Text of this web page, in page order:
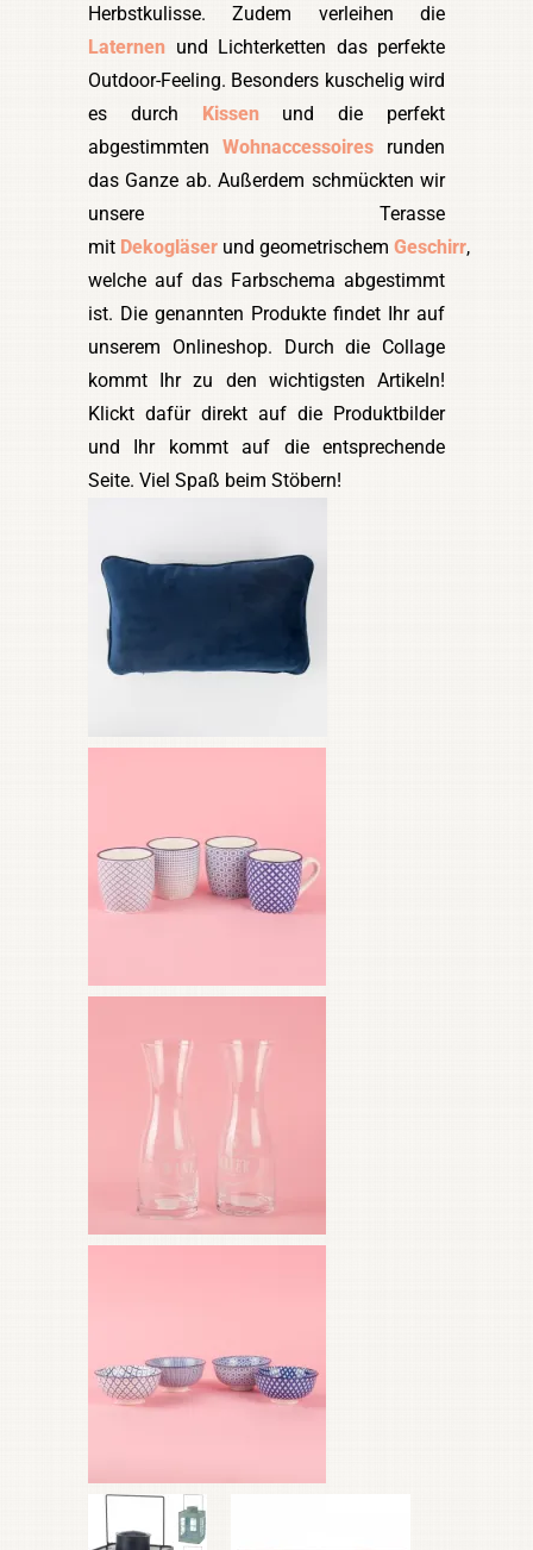
Herbstkulisse. Zudem verleihen die
Laternen und Lichterketten das perfekte
Outdoor-Feeling. Besonders kuschelig wird
es durch
Kissenund die perfekt
abgestimmten Wohnaccessoires runden
das Ganze ab. Außerdem schmückten wir
unsere Terasse
mit Dekogläser und geometrischem Geschirr,
welche auf das Farbschema abgestimmt
ist. Die genannten Produkte findet Ihr auf
unserem Onlineshop. Durch die Collage
kommt Ihr zu den wichtigsten Artikeln!
Klickt dafür direkt auf die Produktbilder
und Ihr kommt auf die entsprechende
Seite. Viel Spaß beim Stöbern!